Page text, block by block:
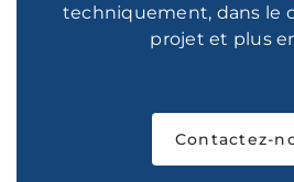
techniquement, dans le
projet et plus
Contactez-